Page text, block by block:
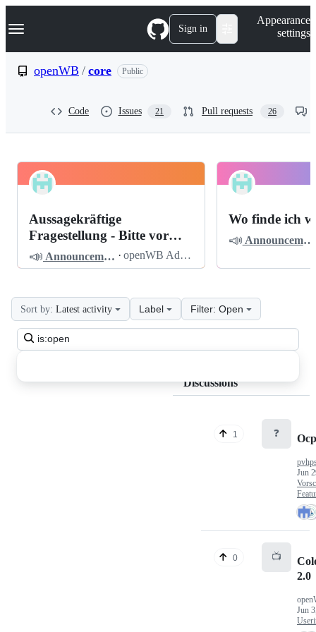
k
p
Navigation Menu Sign in
Appearance
settings
openWB / core Public
Code Issues 21 Pull requests 26
openWB
Discussions
Pinned
Aussagekräftige
Fragestellung - Bitte vor
dem Posten lesen
📣 Announcements · openWB Admin
Wo finde ich
📣 Announcements
Search
all
Sort by: Latest activity Label Filter: Open
Discussions
1 ❓
Jun
0 📺
2.0
Jun